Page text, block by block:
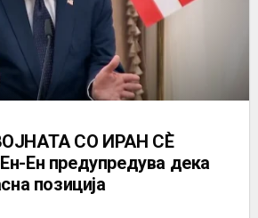
СО ИРАН СÈ
Ен предупредува дека
позиција